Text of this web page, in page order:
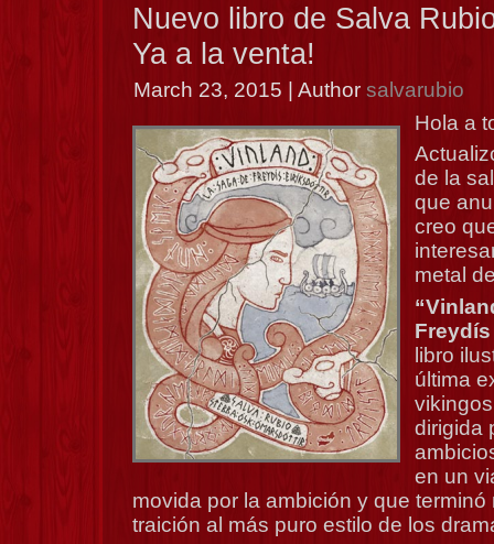
Nuevo libro de Salva
Ya a la venta!
March 23, 2015 | Author salvarubio
Hola a
de la
que
creo
metal
libro
última
dirigida
en un
movida por la ambición y que terminó
traición al más puro estilo de los